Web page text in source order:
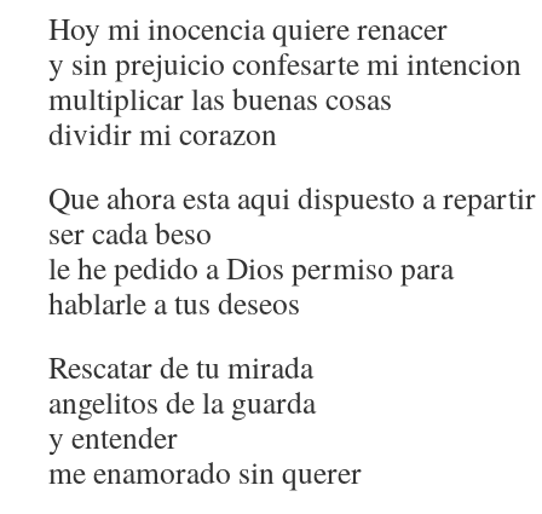
Hoy mi inocencia quiere renacer
y sin prejuicio confesarte mi intencion
multiplicar las buenas cosas
dividir mi corazon
Que ahora esta aqui dispuesto a repartir
ser cada beso
le he pedido a Dios permiso para
hablarle a tus deseos
Rescatar de tu mirada
angelitos de la guarda
y entender
me enamorado sin querer